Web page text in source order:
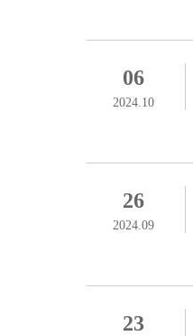
06
2024.10
26
2024.09
23